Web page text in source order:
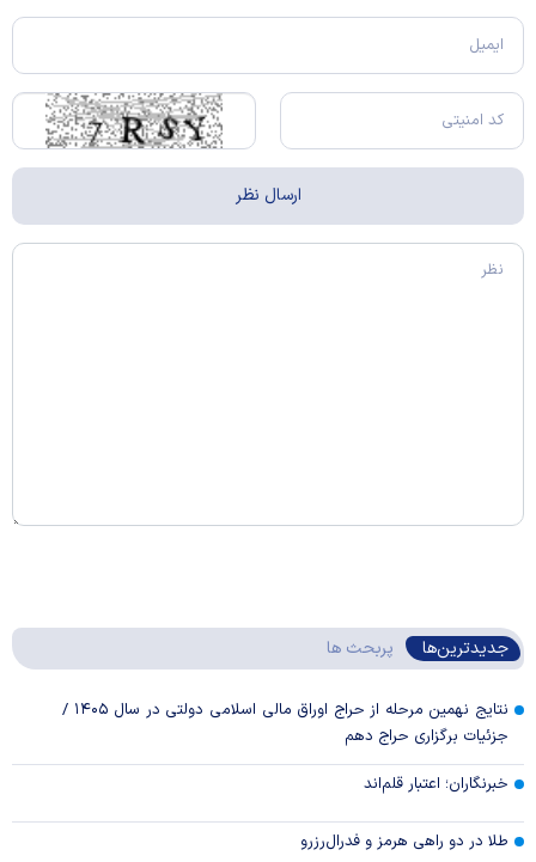
جدیدترین‌ها پربحث ها
نتایج نهمین مرحله از حراج اوراق مالی اسلامی دولتی در سال ۱۴۰۵ /
جزئیات برگزاری حراج دهم
خبرنگاران؛ اعتبار قلم‌اند
طلا در دو راهی هرمز و فدرال‌رزرو